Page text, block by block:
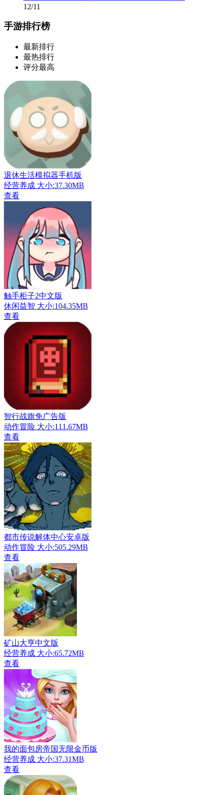
12/11
手游排行榜
最新排行
最热排行
评分最高
退休生活模拟器手机版
经营养成 大小:37.30MB
查看
触手柜子2中文版
休闲益智 大小:104.35MB
查看
智行战旗免广告版
动作冒险 大小:111.67MB
查看
都市传说解体中心安卓版
动作冒险 大小:505.29MB
查看
矿山大亨中文版
经营养成 大小:65.72MB
查看
我的面包房帝国无限金币版
经营养成 大小:37.31MB
查看